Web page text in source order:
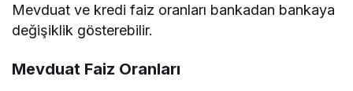
Mevduat ve kredi faiz oranları bankadan bankaya
değişiklik gösterebilir.
Mevduat Faiz Oranları